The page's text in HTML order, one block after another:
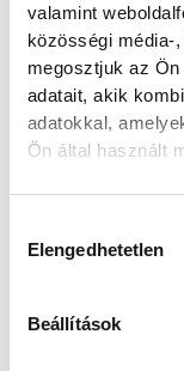
valamint
közösségi média-
megosztjuk az
adatait, akik
adatokkal,
Ön által használt
Elengedhetetlen
Beállítások
mutatja,
egyetemmel
és az
lehető
egyébként
modell: az
olyan
igénybe az
Fővárosa cím